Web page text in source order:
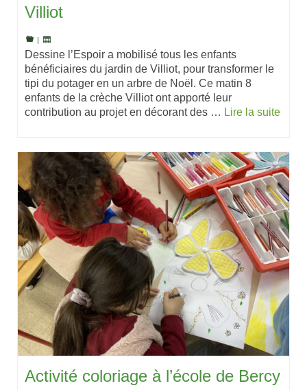
Villiot
Dessine l’Espoir a mobilisé tous les enfants
bénéficiaires du jardin de Villiot, pour transformer le
tipi du potager en un arbre de Noël. Ce matin 8
enfants de la crèche Villiot ont apporté leur
contribution au projet en décorant des … Lire la suite
Activité coloriage à l’école de Bercy